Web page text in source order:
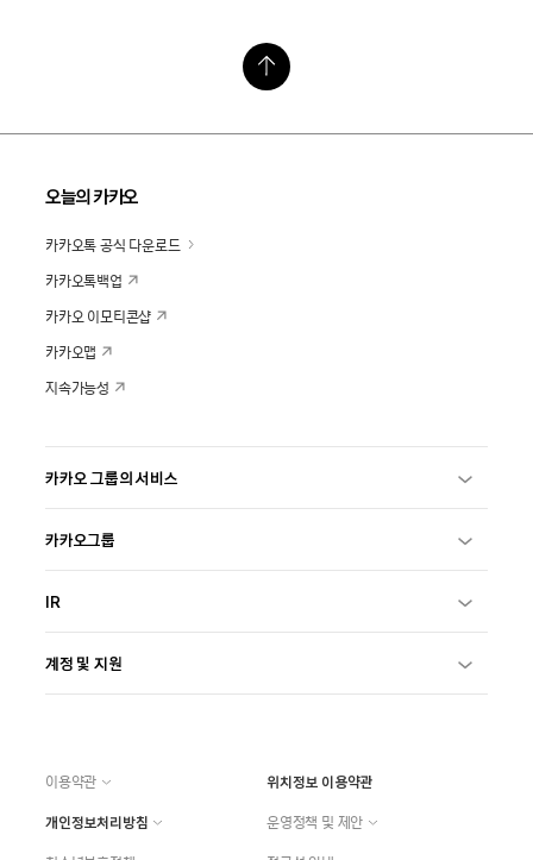
오늘의 카카오
카카오톡 공식 다운로드
카카오톡백업
카카오 이모티콘샵
카카오맵
지속가능성
카카오 그룹의 서비스
카카오그룹
IR
계정 및 지원
이용약관
위치정보 이용약관
개인정보처리방침
운영정책 및 제안